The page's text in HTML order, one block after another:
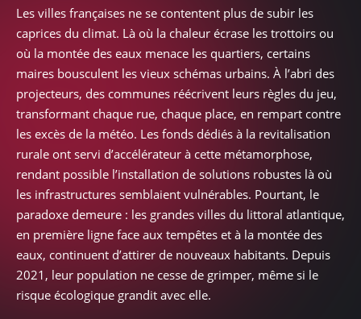
Les villes françaises ne se contentent plus de subir les
caprices du climat. Là où la chaleur écrase les trottoirs ou
où la montée des eaux menace les quartiers, certains
maires bousculent les vieux schémas urbains. À l’abri des
projecteurs, des communes réécrivent leurs règles du jeu,
transformant chaque rue, chaque place, en rempart contre
les excès de la météo. Les fonds dédiés à la revitalisation
rurale ont servi d’accélérateur à cette métamorphose,
rendant possible l’installation de solutions robustes là où
les infrastructures semblaient vulnérables. Pourtant, le
paradoxe demeure : les grandes villes du littoral atlantique,
en première ligne face aux tempêtes et à la montée des
eaux, continuent d’attirer de nouveaux habitants. Depuis
2021, leur population ne cesse de grimper, même si le
risque écologique grandit avec elle.